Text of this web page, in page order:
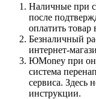
Наличные при
после
оплатить
Безналичный
интернет-
ЮMoney при
система
сервиса. Здесь
инструкции.